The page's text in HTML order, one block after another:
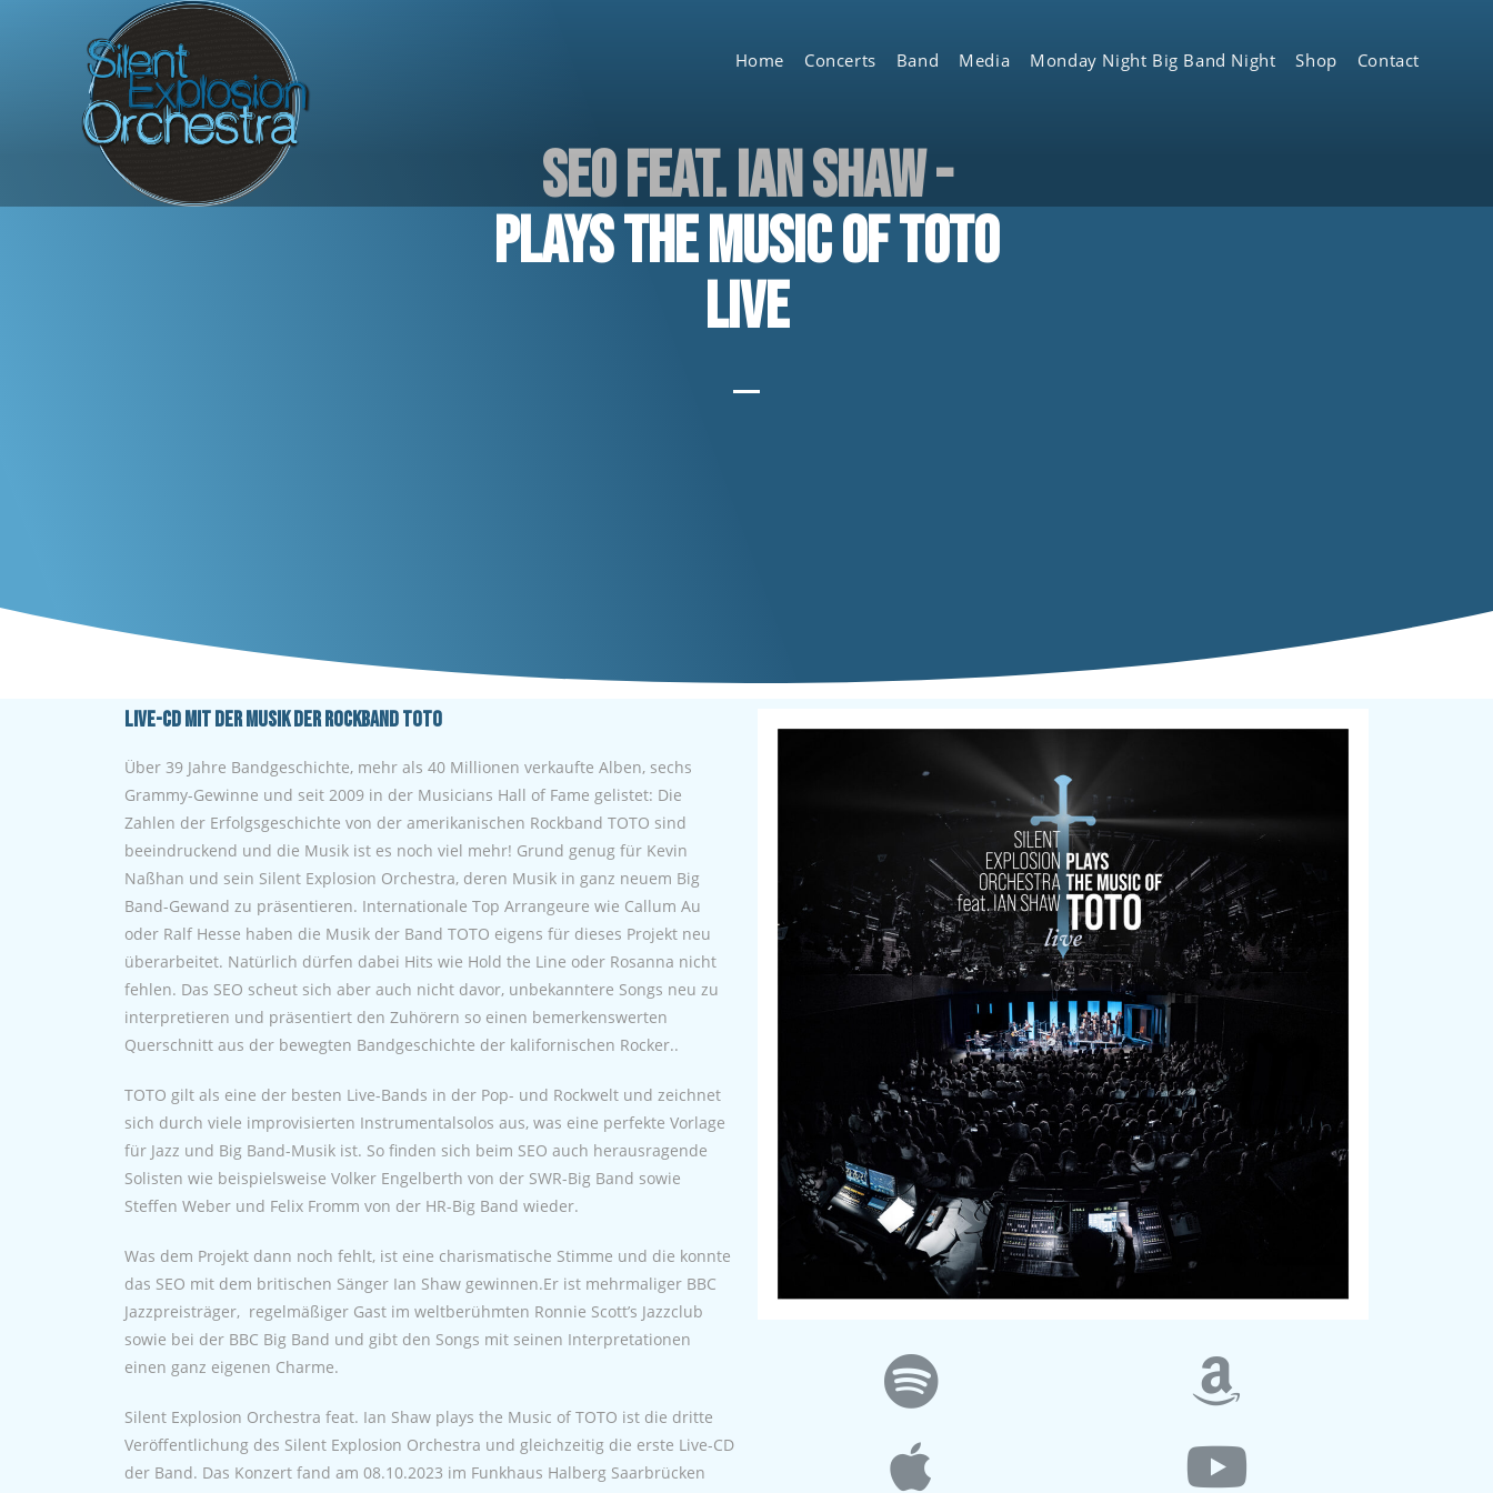
Home Concerts Band Media Monday Night Big Band Night Shop Contact
SEO feat. Ian Shaw -
Plays the Music of TOTO
live
Live-CD mit der Musik der Rockband TOTO
Über 39 Jahre Bandgeschichte, mehr als 40 Millionen verkaufte Alben, sechs
Grammy-Gewinne und seit 2009 in der Musicians Hall of Fame gelistet: Die
Zahlen der Erfolgsgeschichte von der amerikanischen Rockband TOTO sind
beeindruckend und die Musik ist es noch viel mehr! Grund genug für Kevin
Naßhan und sein Silent Explosion Orchestra, deren Musik in ganz neuem Big
Band-Gewand zu präsentieren. Internationale Top Arrangeure wie Callum Au
oder Ralf Hesse haben die Musik der Band TOTO eigens für dieses Projekt neu
überarbeitet. Natürlich dürfen dabei Hits wie Hold the Line oder Rosanna nicht
fehlen. Das SEO scheut sich aber auch nicht davor, unbekanntere Songs neu zu
interpretieren und präsentiert den Zuhörern so einen bemerkenswerten
Querschnitt aus der bewegten Bandgeschichte der kalifornischen Rocker..
TOTO gilt als eine der besten Live-Bands in der Pop- und Rockwelt und zeichnet
sich durch viele improvisierten Instrumentalsolos aus, was eine perfekte Vorlage
für Jazz und Big Band-Musik ist. So finden sich beim SEO auch herausragende
Solisten wie beispielsweise Volker Engelberth von der SWR-Big Band sowie
Steffen Weber und Felix Fromm von der HR-Big Band wieder.
Was dem Projekt dann noch fehlt, ist eine charismatische Stimme und die konnte
das SEO mit dem britischen Sänger Ian Shaw gewinnen.Er ist mehrmaliger BBC
Jazzpreisträger, regelmäßiger Gast im weltberühmten Ronnie Scott’s Jazzclub
sowie bei der BBC Big Band und gibt den Songs mit seinen Interpretationen
einen ganz eigenen Charme.
Silent Explosion Orchestra feat. Ian Shaw plays the Music of TOTO ist die dritte
Veröffentlichung des Silent Explosion Orchestra und gleichzeitig die erste Live-CD
der Band. Das Konzert fand am 08.10.2023 im Funkhaus Halberg Saarbrücken